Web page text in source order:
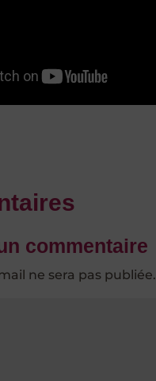
commentaire
ne sera pas publiée.